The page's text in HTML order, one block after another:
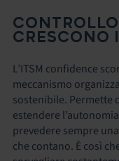
CRESCONO
L’ITSM confidence
meccanismo
sostenibile. Permette
estendere
prevedere sempre
che contano. È così